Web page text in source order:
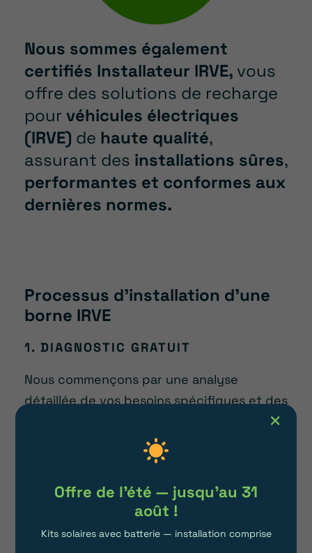
Nous sommes également
certifiés Installateur IRVE, vous
offre des solutions de recharge
pour véhicules électriques
(IRVE) de haute qualité,
assurant des installations sûres,
performantes et conformes aux
dernières normes.
Processus d’installation d’une
borne IRVE
1. DIAGNOSTIC GRATUIT
Nous commençons par une analyse
détaillée de vos besoins spécifiques et des
Notre équipe locale opèrent en Sarthe et
ses alentours pour effectuer un bilan sur
site et vous proposer un devis précis et
✕
Offre de l'été — jusqu'au 31
août !
Kits solaires avec batterie — installation comprise